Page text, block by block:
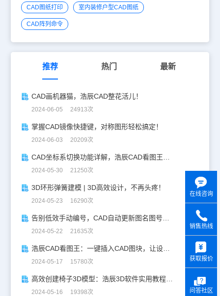
CAD图纸打印 室内装修户型CAD图纸
CAD阵列命令
推荐 热门 最新
CAD画机器猫，浩辰CAD整花活儿！
2024-06-05 24913次
掌握CAD镜像快捷键，对称图形轻松搞定！
2024-06-03 20209次
2024-05-30 21250次
3D环形弹簧建模 | 3D高效设计，不再头疼！
2024-05-23 16290次
2024-05-22 21635次
浩辰CAD看图王：一键插入CAD图块，让设计更高效！
2024-05-17 15780次
高效创建椅子3D模型：浩辰3D软件实用教程分享！
2024-05-16 19398次
在线咨询
销售热线
获取报价
问答社区